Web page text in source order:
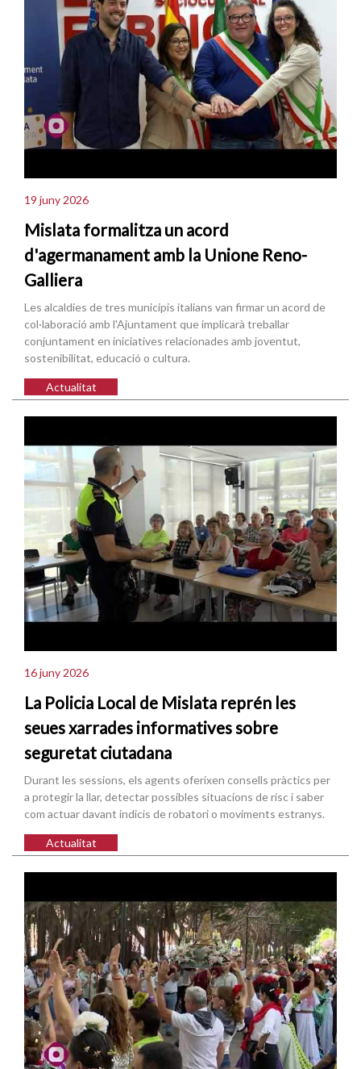
19 juny 2026
Mislata formalitza un acord
d'agermanament amb la Unione Reno-
Galliera
Les alcaldies de tres municipis italians van firmar un acord de
col·laboració amb l'Ajuntament que implicarà treballar
conjuntament en iniciatives relacionades amb joventut,
sostenibilitat, educació o cultura.
Actualitat
16 juny 2026
La Policia Local de Mislata reprén les
seues xarrades informatives sobre
seguretat ciutadana
Durant les sessions, els agents oferixen consells pràctics per
a protegir la llar, detectar possibles situacions de risc i saber
com actuar davant indicis de robatori o moviments estranys.
Actualitat